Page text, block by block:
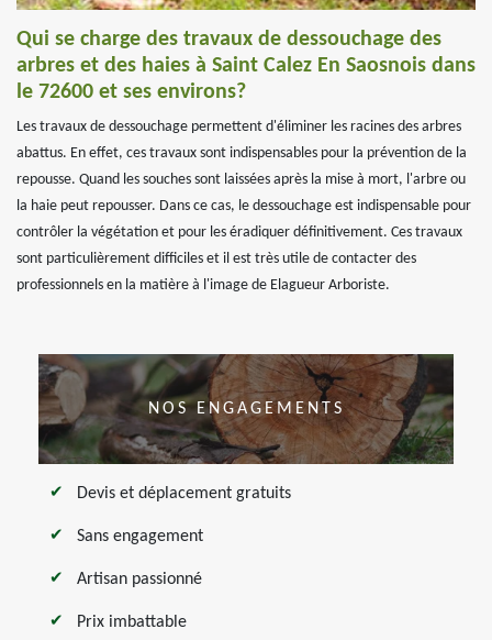
Qui se charge des travaux de dessouchage des
arbres et des haies à Saint Calez En Saosnois dans
le 72600 et ses environs?
Les travaux de dessouchage permettent d'éliminer les racines des arbres
abattus. En effet, ces travaux sont indispensables pour la prévention de la
repousse. Quand les souches sont laissées après la mise à mort, l'arbre ou
la haie peut repousser. Dans ce cas, le dessouchage est indispensable pour
contrôler la végétation et pour les éradiquer définitivement. Ces travaux
sont particulièrement difficiles et il est très utile de contacter des
professionnels en la matière à l'image de Elagueur Arboriste.
NOS ENGAGEMENTS
Devis et déplacement gratuits
Sans engagement
Artisan passionné
Prix imbattable